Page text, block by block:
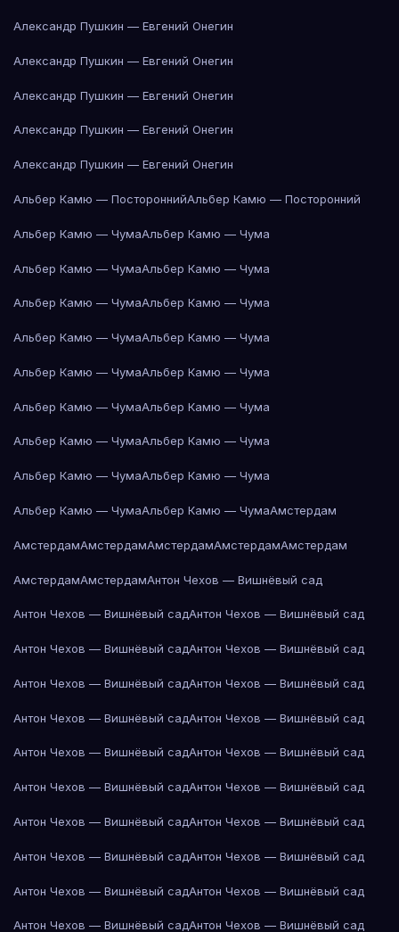
Александр Пушкин — Евгений Онегин
Александр Пушкин — Евгений Онегин
Александр Пушкин — Евгений Онегин
Александр Пушкин — Евгений Онегин
Александр Пушкин — Евгений Онегин
Альбер Камю — ПостороннийАльбер Камю — Посторонний
Альбер Камю — ЧумаАльбер Камю — Чума
Альбер Камю — ЧумаАльбер Камю — Чума
Альбер Камю — ЧумаАльбер Камю — Чума
Альбер Камю — ЧумаАльбер Камю — Чума
Альбер Камю — ЧумаАльбер Камю — Чума
Альбер Камю — ЧумаАльбер Камю — Чума
Альбер Камю — ЧумаАльбер Камю — Чума
Альбер Камю — ЧумаАльбер Камю — Чума
Альбер Камю — ЧумаАльбер Камю — ЧумаАмстердам
АмстердамАмстердамАмстердамАмстердамАмстердам
АмстердамАмстердамАнтон Чехов — Вишнёвый сад
Антон Чехов — Вишнёвый садАнтон Чехов — Вишнёвый сад
Антон Чехов — Вишнёвый садАнтон Чехов — Вишнёвый сад
Антон Чехов — Вишнёвый садАнтон Чехов — Вишнёвый сад
Антон Чехов — Вишнёвый садАнтон Чехов — Вишнёвый сад
Антон Чехов — Вишнёвый садАнтон Чехов — Вишнёвый сад
Антон Чехов — Вишнёвый садАнтон Чехов — Вишнёвый сад
Антон Чехов — Вишнёвый садАнтон Чехов — Вишнёвый сад
Антон Чехов — Вишнёвый садАнтон Чехов — Вишнёвый сад
Антон Чехов — Вишнёвый садАнтон Чехов — Вишнёвый сад
Антон Чехов — Вишнёвый садАнтон Чехов — Вишнёвый сад